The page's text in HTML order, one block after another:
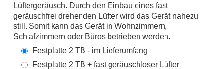
Lüftergeräusch. Durch den Einbau eines fast
geräuschfrei drehenden Lüfter wird das Gerät nahezu
still. Somit kann das Gerät in Wohnzimmern,
Schlafzimmern oder Büros betrieben werden.
Festplatte 2 TB - im Lieferumfang
Festplatte 2 TB + fast geräuschloser Lüfter